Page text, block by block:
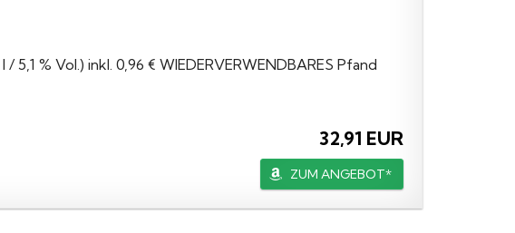
5,1 % Vol.) inkl. 0,96 € WIEDERVERWENDBARES Pfand
32,91 EUR
ZUM ANGEBOT*